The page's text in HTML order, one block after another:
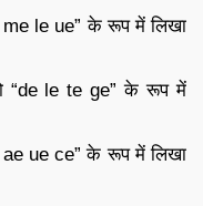
le ue” के रूप में लिखा
“de le te ge” के रूप में
ue ce” के रूप में लिखा